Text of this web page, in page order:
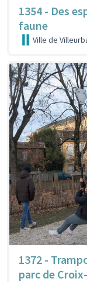
1354 - Des
faune
Ville de
1372 -
parc de